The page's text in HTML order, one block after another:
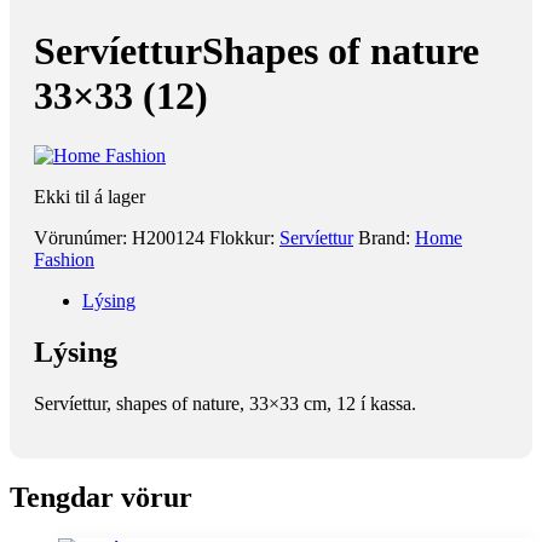
ServíetturShapes of nature
33×33 (12)
Ekki til á lager
Vörunúmer: H200124 Flokkur: Servíettur Brand: Home
Fashion
Lýsing
Lýsing
Servíettur, shapes of nature, 33×33 cm, 12 í kassa.
Tengdar vörur